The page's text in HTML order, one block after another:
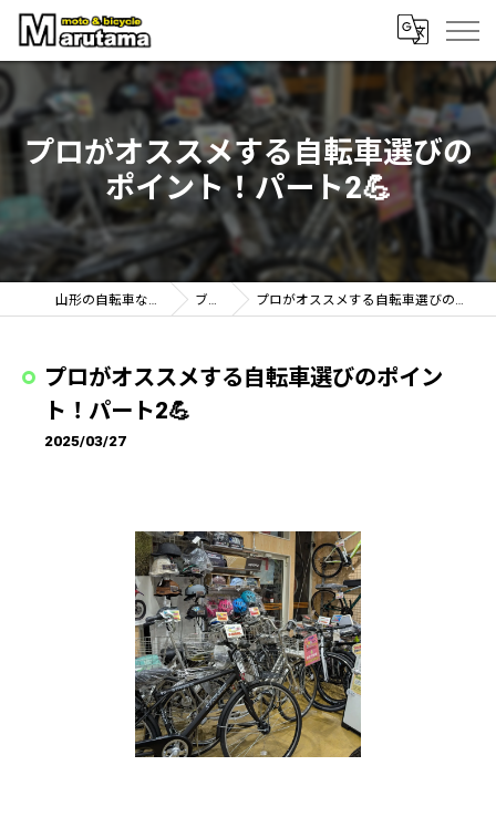
プロがオススメする自転車選びの
ポイント！パート2💪
山形の自転車なら丸玉輪店 ブログ プロがオススメする自転車選びのポイント！パート2💪
プロがオススメする自転車選びのポイン
ト！パート2💪
2025/03/27